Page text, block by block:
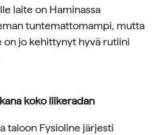
laite on Haminassa
tuntemattomampi, mutta
on jo kehittynyt hyvä rutiini
koko liikeradan
taloon Fysioline järjesti